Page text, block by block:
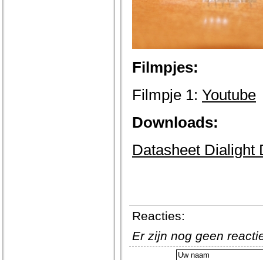
Filmpjes:
Filmpje 1: Youtube
Downloads:
Datasheet Dialight
Reacties:
Er zijn nog geen